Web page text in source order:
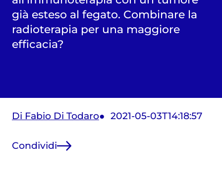
già esteso al fegato. Combinare la
radioterapia per una maggiore
efficacia?
Di Fabio Di Todaro 2021-05-03T14:18:57
Condividi